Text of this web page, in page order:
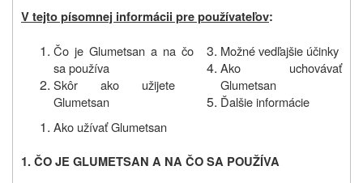
V tejto písomnej informácii pre používateľov:
Čo je Glumetsan a na čo
sa používa
Skôr ako užijete
Glumetsan
Ako užívaťGlumetsan
Možné vedľajšie účinky
Ako uchovávať
Glumetsan
Ďalšie informácie
1.ČO JE GLUMETSAN A NA ČO SA POUŽÍVA